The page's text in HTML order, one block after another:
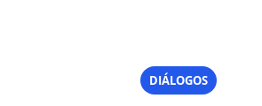
DIÁLOGOS